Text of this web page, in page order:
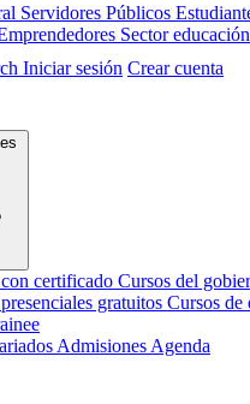
Servidores Públicos
Sector educación
Iniciar sesión Crear cuenta
certificado Cursos del
gratuitos Cursos de
Admisiones Agenda